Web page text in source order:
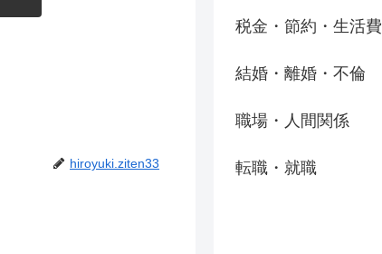
hiroyuki.ziten33
税金・節約・生活費
結婚・離婚・不倫
職場・人間関係
転職・就職